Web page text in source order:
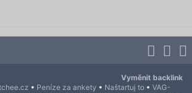
Vyměnit backlink
• Peníze za ankety • Naštartuj to • VAG-